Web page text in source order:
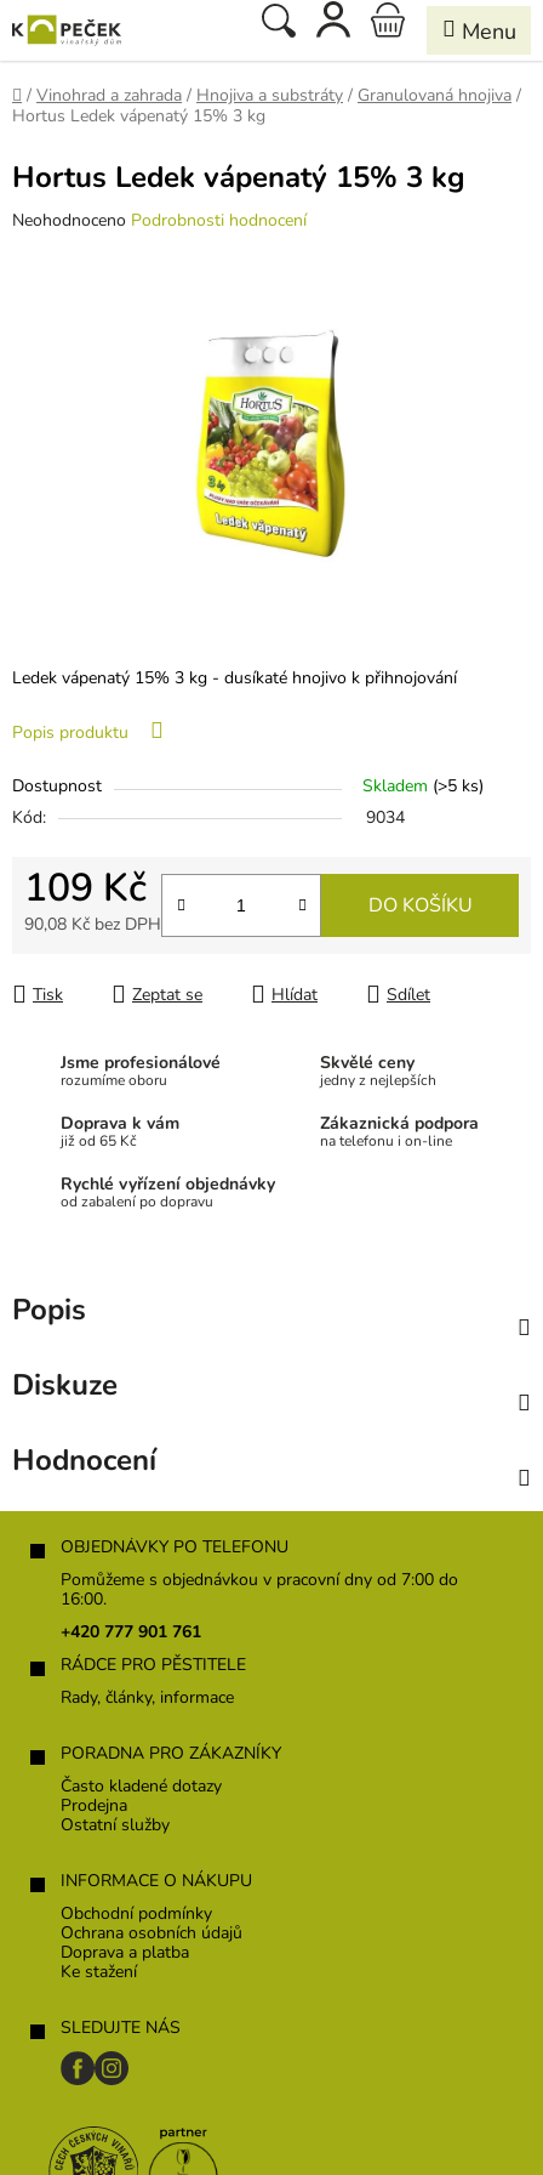
na
obsah
Hledat
NÁKUPNÍ
KOŠÍK
Domů
/ Vinohrad a zahrada / Hnojiva a substráty / Granulovaná hnojiva /
Hortus Ledek vápenatý 15% 3 kg
Ledek vápenatý 15% 3 kg - dusíkaté hnojivo k přihnojování
Popis produktu
Dostupnost Skladem (>5 ks)
Kód:
9034
109 Kč
90,08 Kč bez DPH
DO KOŠÍKU
Tisk Zeptat se Hlídat Sdílet
Hortus Ledek vápenatý 15% 3 kg
Průměrné
Neohodnoceno Podrobnosti hodnocení
Jsme profesionálové
rozumíme oboru
Skvělé ceny
jedny z nejlepších
Doprava k vám
již od 65 Kč
Zákaznická podpora
na telefonu i on-line
Rychlé vyřízení objednávky
od zabalení po dopravu
Popis
Diskuze
Hodnocení
OBJEDNÁVKY PO TELEFONU
Pomůžeme s objednávkou v pracovní dny od 7:00 do
16:00.
+420 777 901 761
RÁDCE PRO PĚSTITELE
Rady, články, informace
PORADNA PRO ZÁKAZNÍKY
Často kladené dotazy
Prodejna
Ostatní služby
INFORMACE O NÁKUPU
Obchodní podmínky
Ochrana osobních údajů
Doprava a platba
Ke stažení
SLEDUJTE NÁS